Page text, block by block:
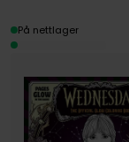
På nettlager